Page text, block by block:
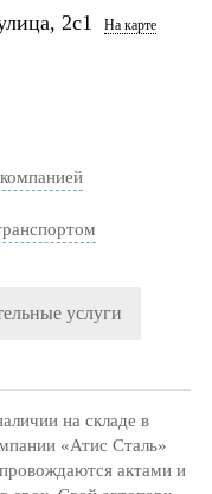
2с1 На карте
услуги
на складе в
«Атис Сталь»
актами и